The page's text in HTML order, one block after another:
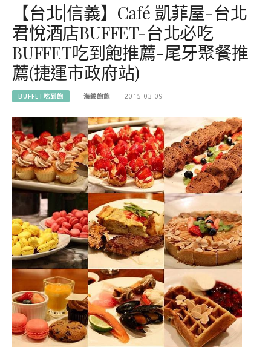
【台北|信義】Café 凱菲屋-台北
君悅酒店BUFFET-台北必吃
BUFFET吃到飽推薦-尾牙聚餐推
薦(捷運市政府站)
BUFFET吃到飽 海綿飽飽 2015-03-09